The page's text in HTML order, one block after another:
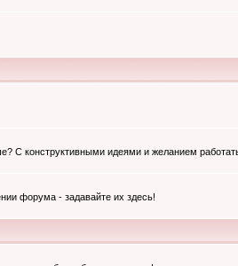
С конструктивными идеями и желанием
форума - задавайте их здесь!